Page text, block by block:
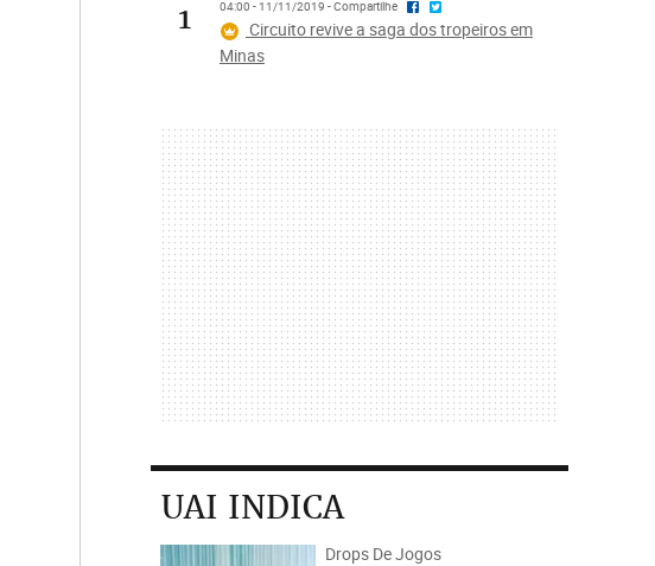
1
04:00 - 11/11/2019 - Compartilhe
Circuito revive a saga dos tropeiros em
Minas
UAI INDICA
Drops De Jogos